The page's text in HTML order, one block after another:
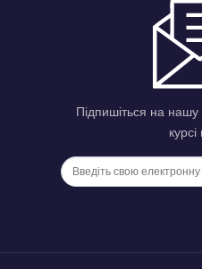
Підпишіться на
курсі